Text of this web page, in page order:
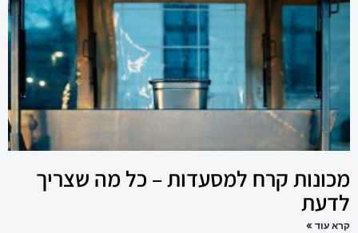
מכונות קרח למסעדות – כל מה שצריך
לדעת
קרא עוד »